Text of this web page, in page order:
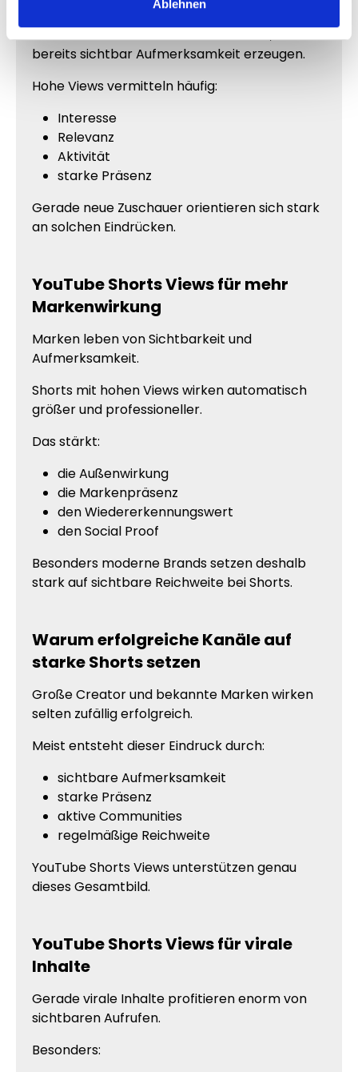
Ablehnen
Menschen vertrauen Videos schneller, die
bereits sichtbar Aufmerksamkeit erzeugen.
Hohe Views vermitteln häufig:
Interesse
Relevanz
Aktivität
starke Präsenz
Gerade neue Zuschauer orientieren sich stark
an solchen Eindrücken.
YouTube Shorts Views für mehr
Markenwirkung
Marken leben von Sichtbarkeit und
Aufmerksamkeit.
Shorts mit hohen Views wirken automatisch
größer und professioneller.
Das stärkt:
die Außenwirkung
die Markenpräsenz
den Wiedererkennungswert
den Social Proof
Besonders moderne Brands setzen deshalb
stark auf sichtbare Reichweite bei Shorts.
Warum erfolgreiche Kanäle auf
starke Shorts setzen
Große Creator und bekannte Marken wirken
selten zufällig erfolgreich.
Meist entsteht dieser Eindruck durch:
sichtbare Aufmerksamkeit
starke Präsenz
aktive Communities
regelmäßige Reichweite
YouTube Shorts Views unterstützen genau
dieses Gesamtbild.
YouTube Shorts Views für virale
Inhalte
Gerade virale Inhalte profitieren enorm von
sichtbaren Aufrufen.
Besonders: